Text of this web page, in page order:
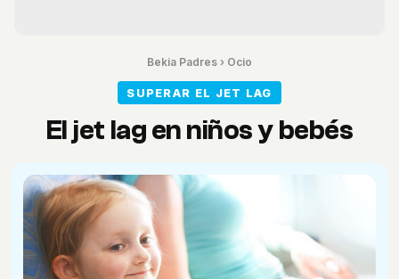
Bekia Padres › Ocio
SUPERAR EL JET LAG
El jet lag en niños y bebés